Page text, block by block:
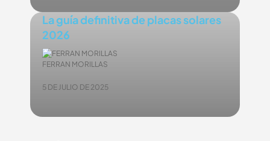
La guía definitiva de placas solares
2026
FERRAN MORILLAS
5 DE JULIO DE 2025